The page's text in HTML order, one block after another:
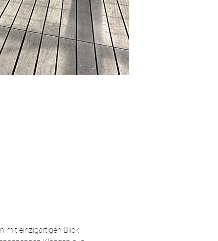
mit einzigartigen Blick